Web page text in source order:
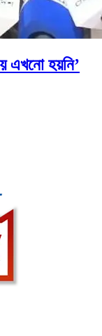
এখনো হয়নি’